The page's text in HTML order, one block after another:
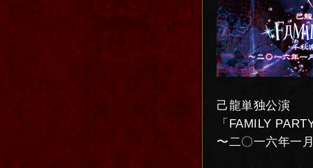
己龍単独公演
「FAMILY
〜二〇一六年一